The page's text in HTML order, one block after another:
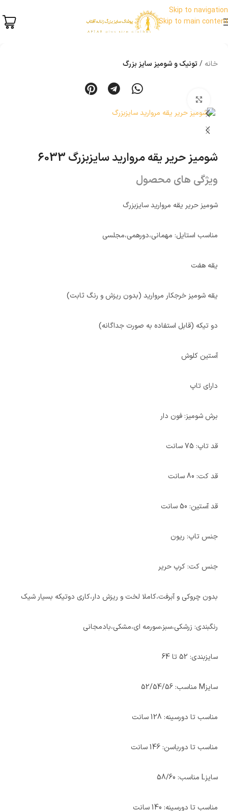
Skip to navigation
Skip to main content
خانه تونیک و شومیز سایز بزرگ
شومیز حریر یقه مروارید سایزبزرگ 6033
ویژگی های محصول
شومیز حریر یقه مروارید سایزبزرگ
مناسب استایل: مهمانی،دورهمی،مجلسی
یقه هفت
یقه شومیز خرجکار مروارید (بدون ریزش و رنگ ثابت)
دو تیکه (قابل استفاده به صورت جداگانه)
آستین کلوش
دارای تاپ
برش شومیز: فون دار
قد تاپ: 75 سانت
قد کت: 80 سانت
قد آستین: 50 سانت
جنس تاپ: ریون
جنس کت: کرپ حریر
بدون چروکی و آبرفت،کاملا لخت و ریزش دار،کاری دوتیکه بسیار شیک
رنگبندی: زرشکی،سبز،سورمه ای،مشکی،بادمجانی
سایزبندی: 52 تا 64
سایزM مناسب: 52/54/56
مناسب تا دورسینه: 128 سانت
مناسب تا دورباسن: 146 سانت
سایزL مناسب: 58/60
مناسب تا دورسینه: 140 سانت